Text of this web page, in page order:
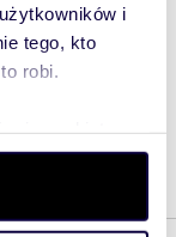
i
tego, kto
robi.
preferencje w
cookie możesz
chwili.